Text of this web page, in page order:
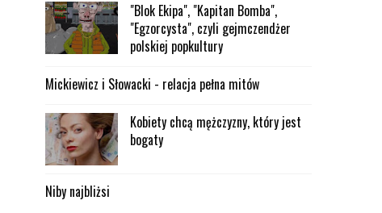
"Blok Ekipa", "Kapitan Bomba",
"Egzorcysta", czyli gejmczendżer
polskiej popkultury
Mickiewicz i Słowacki - relacja pełna mitów
Kobiety chcą mężczyzny, który jest
bogaty
Niby najbliżsi